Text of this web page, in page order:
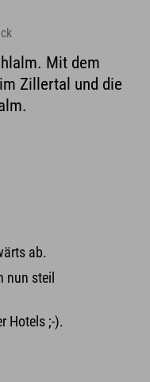
Mit dem
Zillertal und die
ab.
nun steil
Hotels ;-).